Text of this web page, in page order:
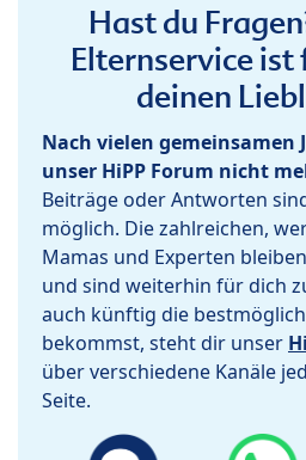
Hast du
Elternservice ist
deinen
Nach vielen gemeinsamen
unser HiPP Forum nicht
Beiträge oder Antworten
möglich. Die zahlreichen,
Mamas und Experten
und sind weiterhin für dich
auch künftig die
bekommst, steht dir unser
über verschiedene Kanäle
Seite.